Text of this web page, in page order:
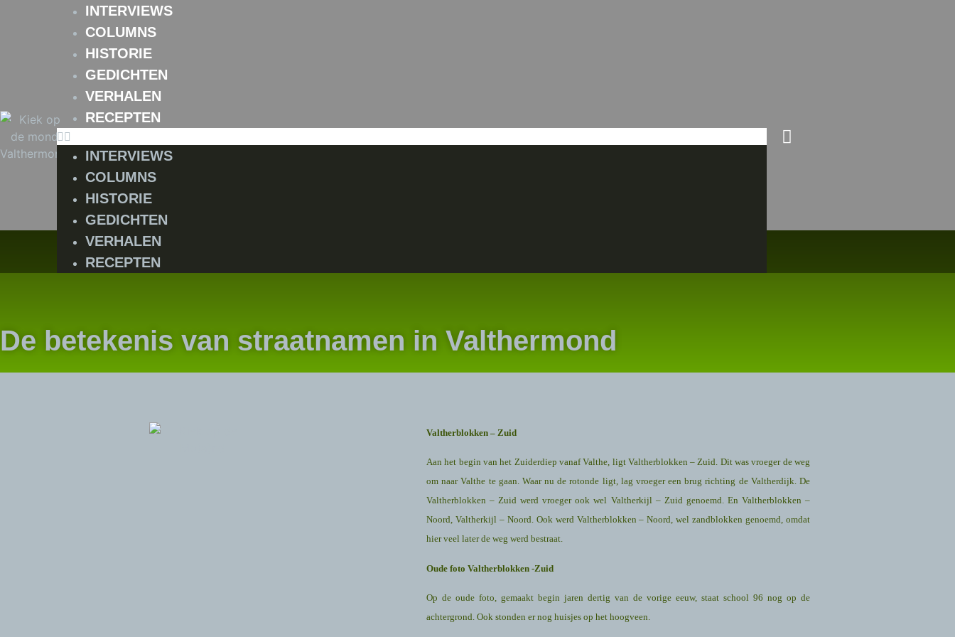
INTERVIEWS
COLUMNS
HISTORIE
GEDICHTEN
VERHALEN
RECEPTEN
INTERVIEWS
COLUMNS
HISTORIE
GEDICHTEN
VERHALEN
RECEPTEN
De betekenis van straatnamen in Valthermond
Valtherblokken – Zuid
Aan het begin van het Zuiderdiep vanaf Valthe, ligt Valtherblokken – Zuid. Dit was vroeger de weg
om naar Valthe te gaan. Waar nu de rotonde ligt, lag vroeger een brug richting de Valtherdijk. De
Valtherblokken – Zuid werd vroeger ook wel Valtherkijl – Zuid genoemd. En Valtherblokken –
Noord, Valtherkijl – Noord. Ook werd Valtherblokken – Noord, wel zandblokken genoemd, omdat
hier veel later de weg werd bestraat.
Oude foto Valtherblokken -Zuid
Op de oude foto, gemaakt begin jaren dertig van de vorige eeuw, staat school 96 nog op de
achtergrond. Ook stonden er nog huisjes op het hoogveen.